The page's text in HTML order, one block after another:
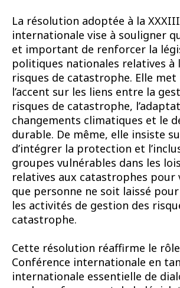
La résolution adoptée à la XXXIII
internationale vise à souligner
et important de renforcer la
politiques nationales relatives à
risques de catastrophe. Elle
l’accent sur les liens entre la
risques de catastrophe,
changements climatiques et le
durable. De même, elle insiste
d’intégrer la protection et
groupes vulnérables dans les
relatives aux catastrophes pour
que personne ne soit laissé
les activités de gestion des
catastrophe.
Cette résolution réaffirme le
Conférence internationale en
internationale essentielle de